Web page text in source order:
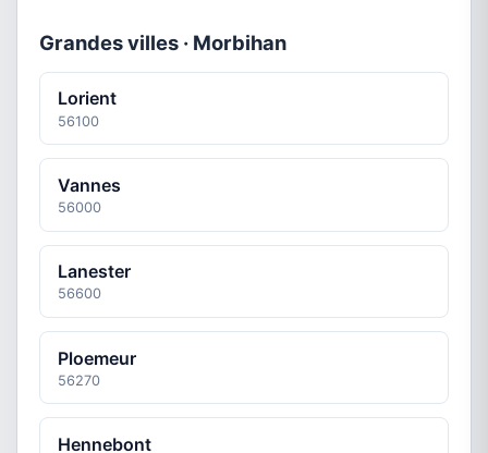
Grandes villes · Morbihan
Lorient
56100
Vannes
56000
Lanester
56600
Ploemeur
56270
Hennebont